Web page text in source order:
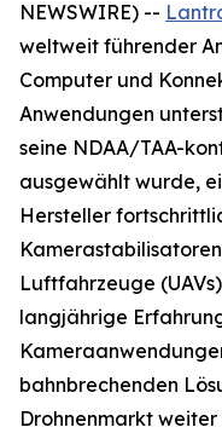
NEWSWIRE) --
weltweit führender
Computer und
Anwendungen
seine NDAA/TAA-
ausgewählt wurde,
Hersteller
Luftfahrzeuge
langjährige
bahnbrechenden
Drohnenmarkt